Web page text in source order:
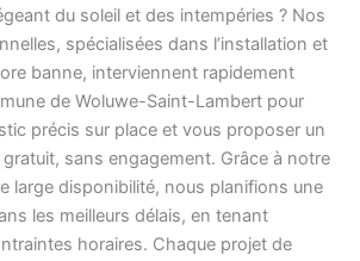
du soleil et des intempéries ? Nos
spécialisées dans l’installation et
banne, interviennent rapidement
de Woluwe-Saint-Lambert pour
précis sur place et vous proposer un
sans engagement. Grâce à notre
large disponibilité, nous planifions une
les meilleurs délais, en tenant
horaires. Chaque projet de